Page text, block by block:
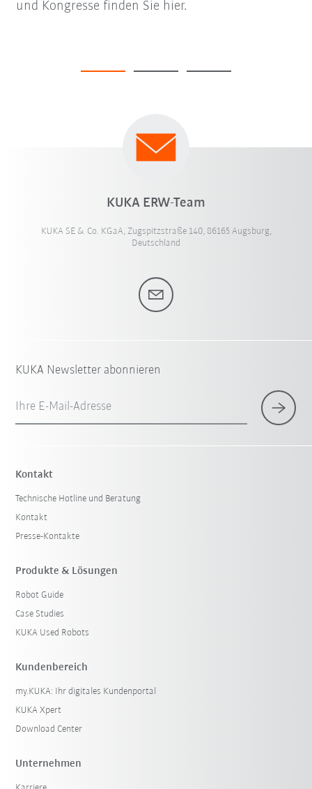
und Kongresse finden Sie hier.
KUKA ERW-Team
KUKA SE & Co. KGaA, Zugspitzstraße 140, 86165 Augsburg,
Deutschland
KUKA Newsletter abonnieren
Ihre E-Mail-Adresse
Kontakt
Technische Hotline und Beratung
Kontakt
Presse-Kontakte
Produkte & Lösungen
Robot Guide
Case Studies
KUKA Used Robots
Kundenbereich
my.KUKA: Ihr digitales Kundenportal
KUKA Xpert
Download Center
Unternehmen